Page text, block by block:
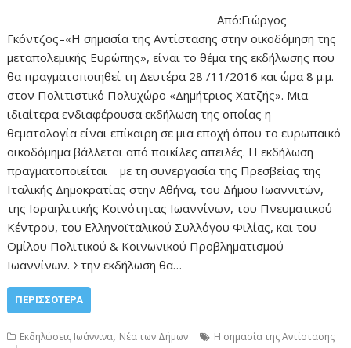
Από:Γιώργος
Γκόντζος–«Η σημασία της Αντίστασης στην οικοδόμηση της
μεταπολεμικής Ευρώπης», είναι το θέμα της εκδήλωσης που
θα πραγματοποιηθεί τη Δευτέρα 28 /11/2016 και ώρα 8 μ.μ.
στον Πολιτιστικό Πολυχώρο «Δημήτριος Χατζής». Μια
ιδιαίτερα ενδιαφέρουσα εκδήλωση της οποίας η
θεματολογία είναι επίκαιρη σε μια εποχή όπου το ευρωπαϊκό
οικοδόμημα βάλλεται από ποικίλες απειλές. Η εκδήλωση
πραγματοποιείται με τη συνεργασία της Πρεσβείας της
Ιταλικής Δημοκρατίας στην Αθήνα, του Δήμου Ιωαννιτών,
της Ισραηλιτικής Κοινότητας Ιωαννίνων, του Πνευματικού
Κέντρου, του Ελληνοϊταλικού Συλλόγου Φιλίας, και του
Ομίλου Πολιτικού & Κοινωνικού Προβληματισμού
Ιωαννίνων. Στην εκδήλωση θα…
ΠΕΡΙΣΣΌΤΕΡΑ
Εκδηλώσεις Ιωάννινα, Νέα των Δήμων
Η σημασία της Αντίστασης